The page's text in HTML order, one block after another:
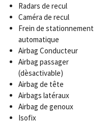
Radars de recul
Caméra de recul
Frein de stationnement
automatique
Airbag Conducteur
Airbag passager
(dèsactivable)
Airbag de tête
Airbags latéraux
Airbag de genoux
Isofix